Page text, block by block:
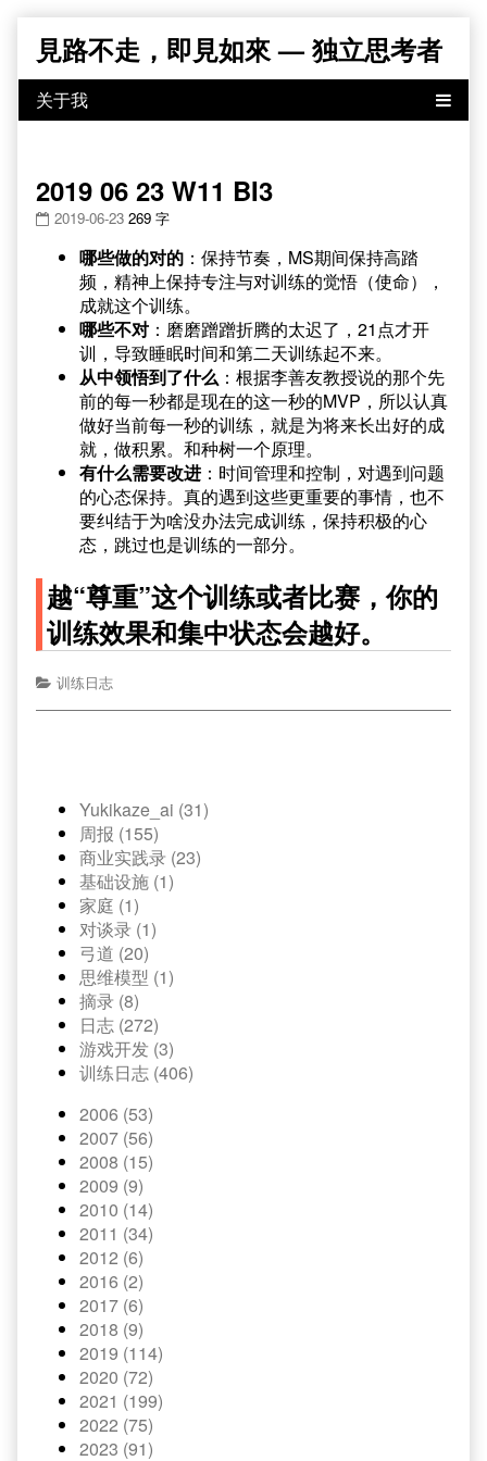
content
見路不走，即見如來 — 独立思考者
2019 06 23 W11 BI3
2019-06-23 269 字
哪些做的对的 ：保持节奏，MS期间保持高踏
频，精神上保持专注与对训练的觉悟（使命），
成就这个训练。
哪些不对 ：磨磨蹭蹭折腾的太迟了，21点才开
训，导致睡眠时间和第二天训练起不来。
从中领悟到了什么 ：根据李善友教授说的那个先
前的每一秒都是现在的这一秒的MVP，所以认真
做好当前每一秒的训练，就是为将来长出好的成
就，做积累。和种树一个原理。
有什么需要改进 ：时间管理和控制，对遇到问题
的心态保持。真的遇到这些更重要的事情，也不
要纠结于为啥没办法完成训练，保持积极的心
态，跳过也是训练的一部分。
越“尊重”这个训练或者比赛，你的
训练效果和集中状态会越好。
训练日志
Yukikaze_ai (31)
周报 (155)
商业实践录 (23)
基础设施 (1)
家庭 (1)
对谈录 (1)
弓道 (20)
思维模型 (1)
摘录 (8)
日志 (272)
游戏开发 (3)
训练日志 (406)
2006 (53)
2007 (56)
2008 (15)
2009 (9)
2010 (14)
2011 (34)
2012 (6)
2016 (2)
2017 (6)
2018 (9)
2019 (114)
2020 (72)
2021 (199)
2022 (75)
2023 (91)